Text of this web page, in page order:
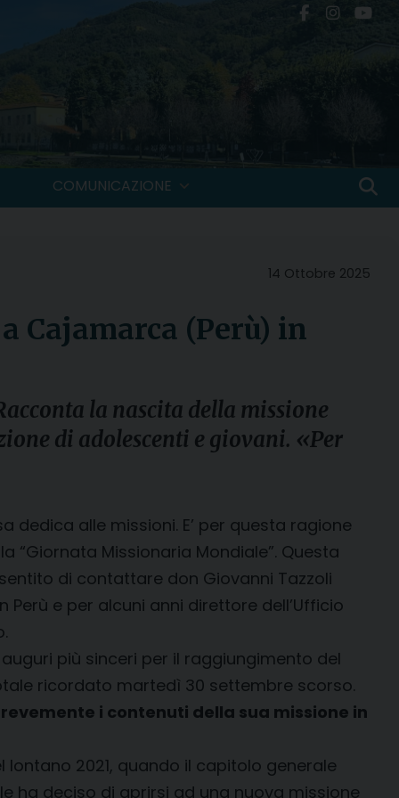
COMUNICAZIONE
14 Ottobre 2025
Cajamarca (Perù) in
la nascita della missione
di adolescenti e giovani. «Per
dedica alle missioni. E’ per questa ragione
“Giornata Missionaria Mondiale”. Questa
di contattare don Giovanni Tazzoli
e per alcuni anni direttore dell’Ufficio
più sinceri per il raggiungimento del
ricordato martedì 30 settembre scorso.
i contenuti della sua missione in
lontano 2021, quando il capitolo generale
ha deciso di aprirsi ad una nuova missione